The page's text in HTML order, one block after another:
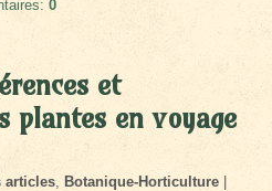
0
et
plantes en voyage
articles, Botanique-Horticulture